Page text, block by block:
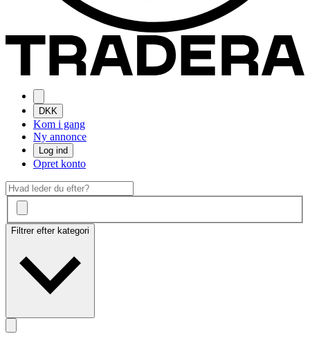
DKK
Kom i gang
Ny annonce
Log ind
Opret konto
Filtrer efter kategori